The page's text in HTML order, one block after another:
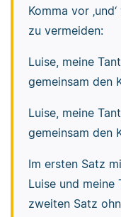
Komma vor
zu vermeiden:
Luise, meine
gemeinsam den
Luise, meine
gemeinsam den
Im ersten Satz
Luise und meine
zweiten Satz